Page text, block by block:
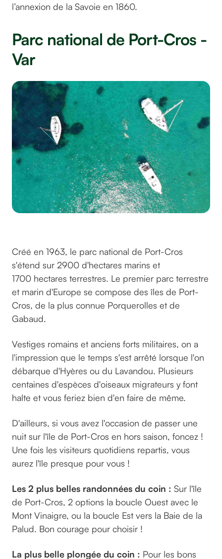
l’annexion de la Savoie en 1860.
Parc national de Port-Cros -
Var
Créé en 1963, le parc national de Port-Cros
s'étend sur 2900 d'hectares marins et
1700 hectares terrestres. Le premier parc terrestre
et marin d'Europe se compose des îles de Port-
Cros, de la plus connue Porquerolles et de
Gabaud.
Vestiges romains et anciens forts militaires, on a
l'impression que le temps s'est arrêté lorsque l'on
débarque d'Hyères ou du Lavandou. Plusieurs
centaines d'espèces d'oiseaux migrateurs y font
halte et vous feriez bien d'en faire de même.
D'ailleurs, si vous avez l'occasion de passer une
nuit sur l'île de Port-Cros en hors saison, foncez !
Une fois les visiteurs quotidiens repartis, vous
aurez l'île presque pour vous !
Les 2 plus belles randonnées du coin : Sur l'île
de Port-Cros, 2 options la boucle Ouest avec le
Mont Vinaigre, ou la boucle Est vers la Baie de la
Palud. Bon courage pour choisir !
La plus belle plongée du coin : Pour les bons